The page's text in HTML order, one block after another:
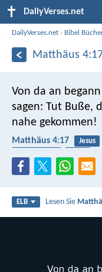
DailyVerses.net
DailyVerses.net › Bibel
Matthäus
Von da an
sagen: Tut Buße,
nahe gekommen!
Matthäus 4:17 Jesus
ELB Lesen Sie